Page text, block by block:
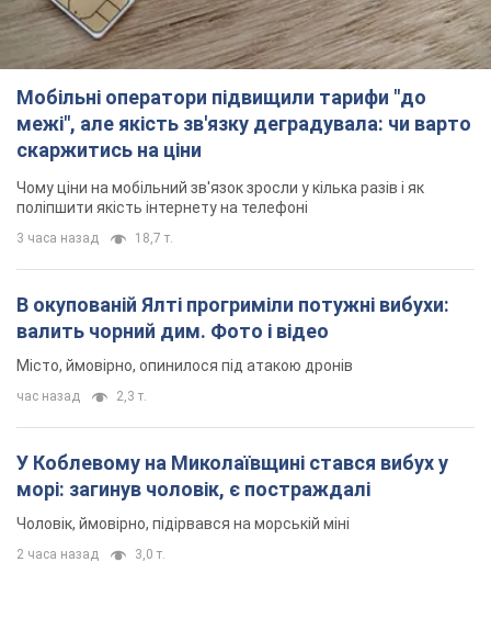
Мобільні оператори підвищили тарифи "до
межі", але якість зв'язку деградувала: чи варто
скаржитись на ціни
Чому ціни на мобільний зв'язок зросли у кілька разів і як
поліпшити якість інтернету на телефоні
3 часа назад 18,7 т.
В окупованій Ялті прогриміли потужні вибухи:
валить чорний дим. Фото і відео
Місто, ймовірно, опинилося під атакою дронів
час назад 2,3 т.
У Коблевому на Миколаївщині стався вибух у
морі: загинув чоловік, є постраждалі
Чоловік, ймовірно, підірвався на морській міні
2 часа назад 3,0 т.